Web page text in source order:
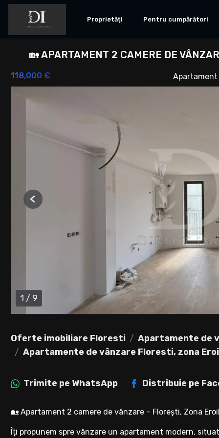
Proprietăți Pentru cumpărători
🏡 APARTAMENT 2 CAMERE DE
118,000 € Apartament
1 / 9
Previous
Oferte imobiliare Floresti
Apartamente de
Apartamente de vânzare Floresti, zona
Trimite pe WhatsApp Distribuie pe
🏡 Apartament 2 camere de vânzare – Florești, Zona
Îți propunem spre vânzare un apartament modern,